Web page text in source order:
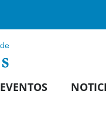
EVENTOS